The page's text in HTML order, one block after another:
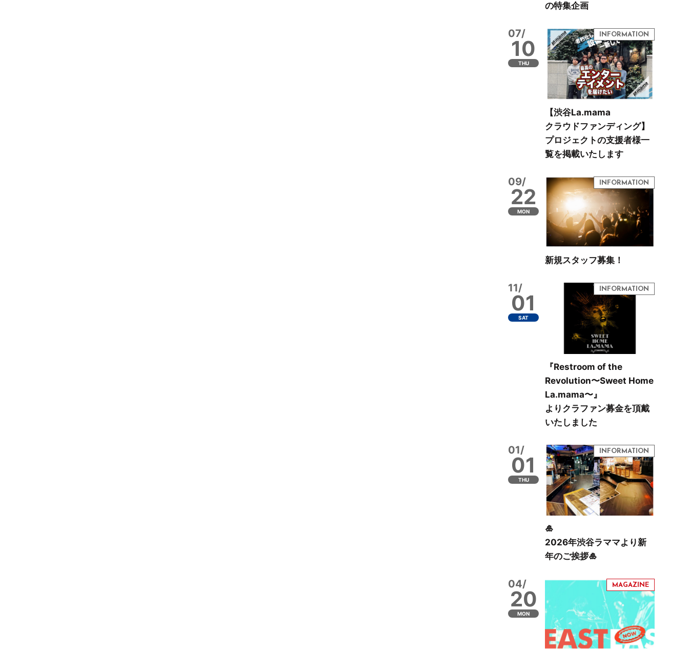
の特集企画
07/
10
THU
【渋谷La.mama
クラウドファンディング】
プロジェクトの支援者様一
覧を掲載いたします
09/
22
MON
新規スタッフ募集！
11/
01
SAT
『Restroom of the
Revolution〜Sweet Home
La.mama〜』
よりクラファン募金を頂戴
いたしました
01/
01
THU
🎍
2026年渋谷ラママより新
年のご挨拶🎍
04/
20
MON